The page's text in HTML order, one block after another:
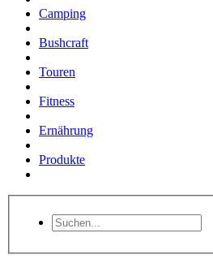
Camping
Bushcraft
Touren
Fitness
Ernährung
Produkte